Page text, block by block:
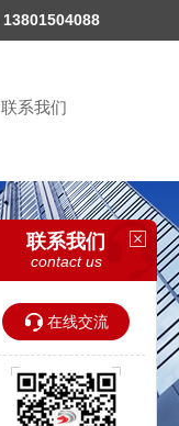
13801504088
联系我们
联系我们
contact us
在线交流